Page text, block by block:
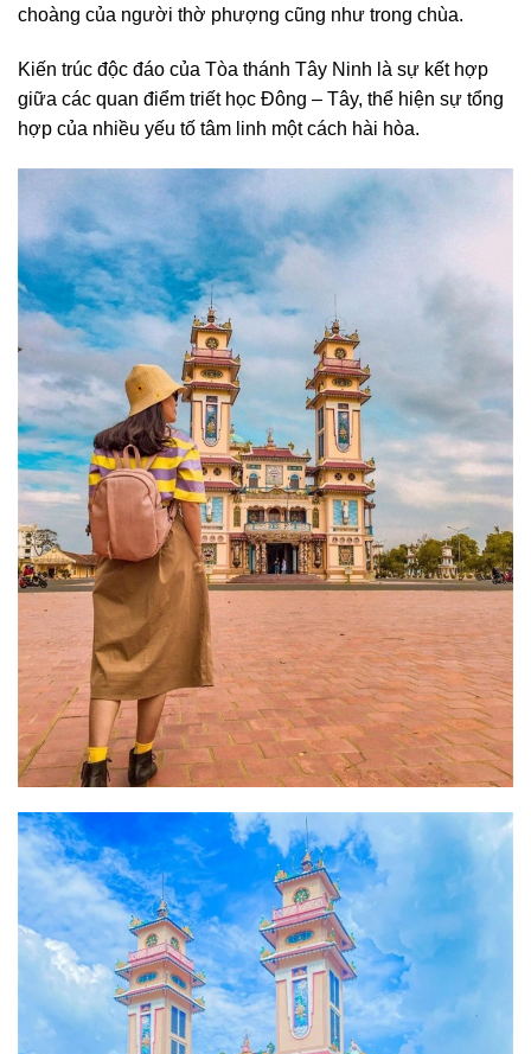
choàng của người thờ phượng cũng như trong chùa.
Kiến ​​trúc độc đáo của Tòa thánh Tây Ninh là sự kết hợp
giữa các quan điểm triết học Đông – Tây, thể hiện sự tổng
hợp của nhiều yếu tố tâm linh một cách hài hòa.